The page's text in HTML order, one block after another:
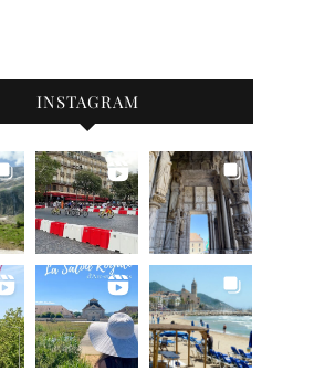
INSTAGRAM